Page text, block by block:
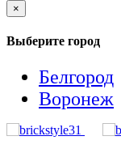
×
Выберите город
Белгород
Воронеж